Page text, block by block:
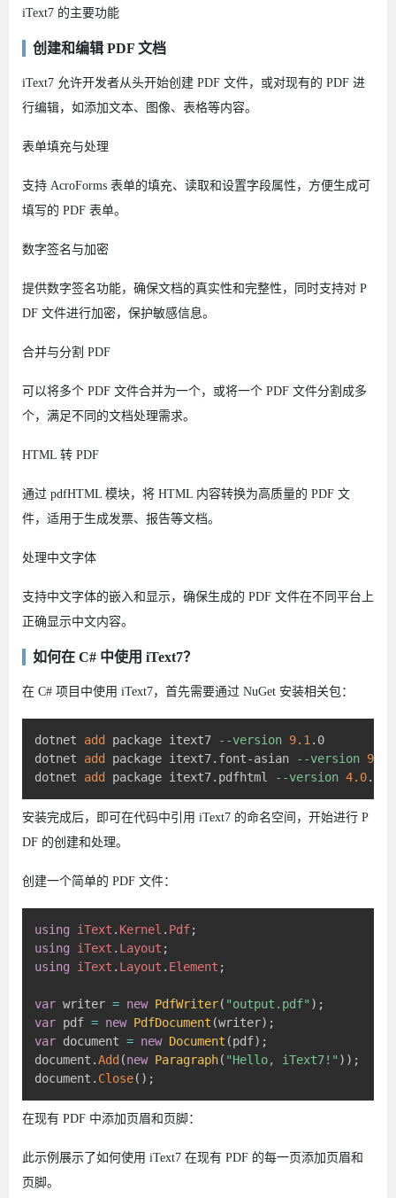
iText7 的主要功能
创建和编辑 PDF 文档
iText7 允许开发者从头开始创建 PDF 文件，或对现有的 PDF 进
行编辑，如添加文本、图像、表格等内容。
表单填充与处理
支持 AcroForms 表单的填充、读取和设置字段属性，方便生成可
填写的 PDF 表单。
数字签名与加密
提供数字签名功能，确保文档的真实性和完整性，同时支持对 P
DF 文件进行加密，保护敏感信息。
合并与分割 PDF
可以将多个 PDF 文件合并为一个，或将一个 PDF 文件分割成多
个，满足不同的文档处理需求。
HTML 转 PDF
通过 pdfHTML 模块，将 HTML 内容转换为高质量的 PDF 文
件，适用于生成发票、报告等文档。
处理中文字体
支持中文字体的嵌入和显示，确保生成的 PDF 文件在不同平台上
正确显示中文内容。
如何在 C# 中使用 iText7？
在 C# 项目中使用 iText7，首先需要通过 NuGet 安装相关包：​
dotnet add package itext7 --version 9.1 .0
dotnet add package itext7.font-asian --version 9.1
dotnet add package itext7.pdfhtml --version 4.0
安装完成后，即可在代码中引用 iText7 的命名空间，开始进行 P
DF 的创建和处理。
创建一个简单的 PDF 文件：​
using iText . Kernel . Pdf;
using
iText . Layout ;
using
iText . Layout . Element ;
var writer = new PdfWriter( "output.pdf" ) ;
var pdf = new PdfDocument (writer) ;
var document = new Document (pdf) ;
document .Add (new Paragraph( "Hello, iText7!" ) ) ;
document . Close( ) ;
在现有 PDF 中添加页眉和页脚：
此示例展示了如何使用 iText7 在现有 PDF 的每一页添加页眉和
页脚。​